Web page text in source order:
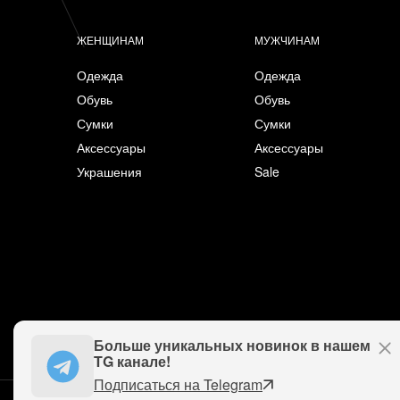
ЖЕНЩИНАМ
Одежда
Обувь
Сумки
Аксессуары
Украшения
МУЖЧИНАМ
Одежда
Обувь
Сумки
Аксессуары
Sale
Больше уникальных новинок в нашем
TG канале!
Подписаться на Telegram